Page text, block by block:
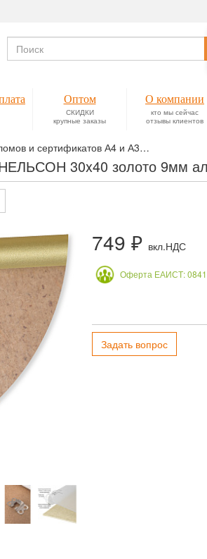
Оптом
СКИДКИ
крупные заказы
О компании
кто мы сейчас
отзывы клиентов
и сертификатов А4 и А3
30x40 золото 9мм
749 ₽ вкл.НДС
Оферта ЕАИСТ:
Задать вопрос